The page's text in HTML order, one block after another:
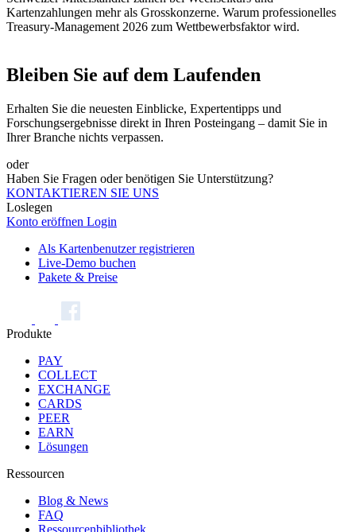
Kartenzahlungen mehr als Grosskonzerne. Warum professionelles
Treasury-Management 2026 zum Wettbewerbsfaktor wird.
Bleiben Sie auf dem Laufenden
Erhalten Sie die neuesten Einblicke, Expertentipps und
Forschungsergebnisse direkt in Ihren Posteingang – damit Sie in
Ihrer Branche nichts verpassen.
oder
Haben Sie Fragen oder benötigen Sie Unterstützung?
KONTAKTIEREN SIE UNS
Loslegen
Konto eröffnen Login
Als Kartenbenutzer registrieren
Live-Demo buchen
Pakete & Preise
Produkte
PAY
COLLECT
EXCHANGE
CARDS
PEER
EARN
Lösungen
Ressourcen
Blog & News
FAQ
Ressourcenbibliothek